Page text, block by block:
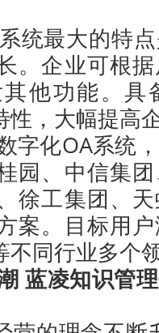
统最大的特
。企业可根
他功能。具
性，大幅提高
字化OA系统
园、中信集
徐工集团、
案。目标用
不同行业多个
蓝凌知识管